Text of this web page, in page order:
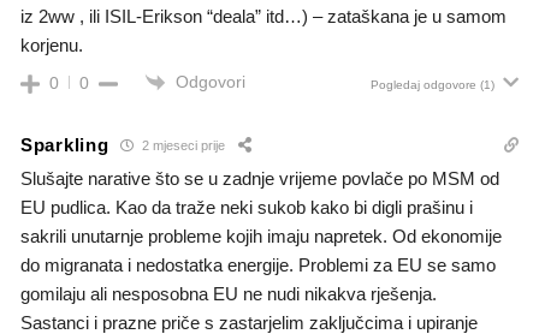
iz 2ww , ili ISIL-Erikson “deala” itd…) – zataškana je u samom
korjenu.
0 0 Odgovori Pogledaj odgovore (1)
Sparkling 2 mjeseci prije
Slušajte narative što se u zadnje vrijeme povlače po MSM od
EU pudlica. Kao da traže neki sukob kako bi digli prašinu i
sakrili unutarnje probleme kojih imaju napretek. Od ekonomije
do migranata i nedostatka energije. Problemi za EU se samo
gomilaju ali nesposobna EU ne nudi nikakva rješenja.
Sastanci i prazne priče s zastarjelim zaključcima i upiranje